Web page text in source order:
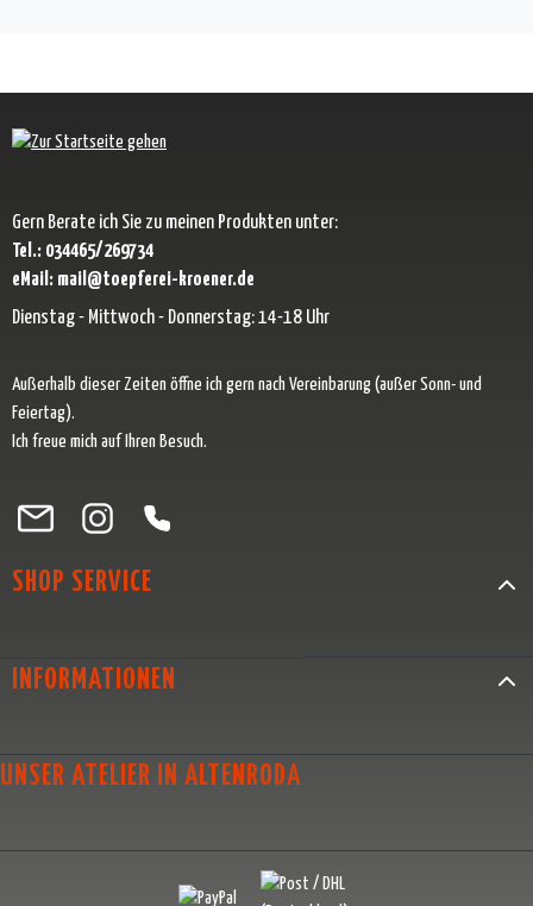
Gern Berate ich Sie zu meinen Produkten unter:
Tel.: 034465/269734
eMail: mail@toepferei-kroener.de
Dienstag - Mittwoch - Donnerstag: 14-18 Uhr
Außerhalb dieser Zeiten öffne ich gern nach Vereinbarung (außer Sonn- und
Feiertag).
Ich freue mich auf Ihren Besuch.
Besuche uns auf Facebook – öffnet in neuem Tab (externer Link)
Schau auf Instagram vorbei – öffnet in neuem Tab (externer Link)
Lass dich auf Pinterest inspirieren – öffnet in neuem Tab
Folge uns auf X – öffnet in neuem Tab (externer Link)
SHOP SERVICE
INFORMATIONEN
UNSER ATELIER IN ALTENRODA